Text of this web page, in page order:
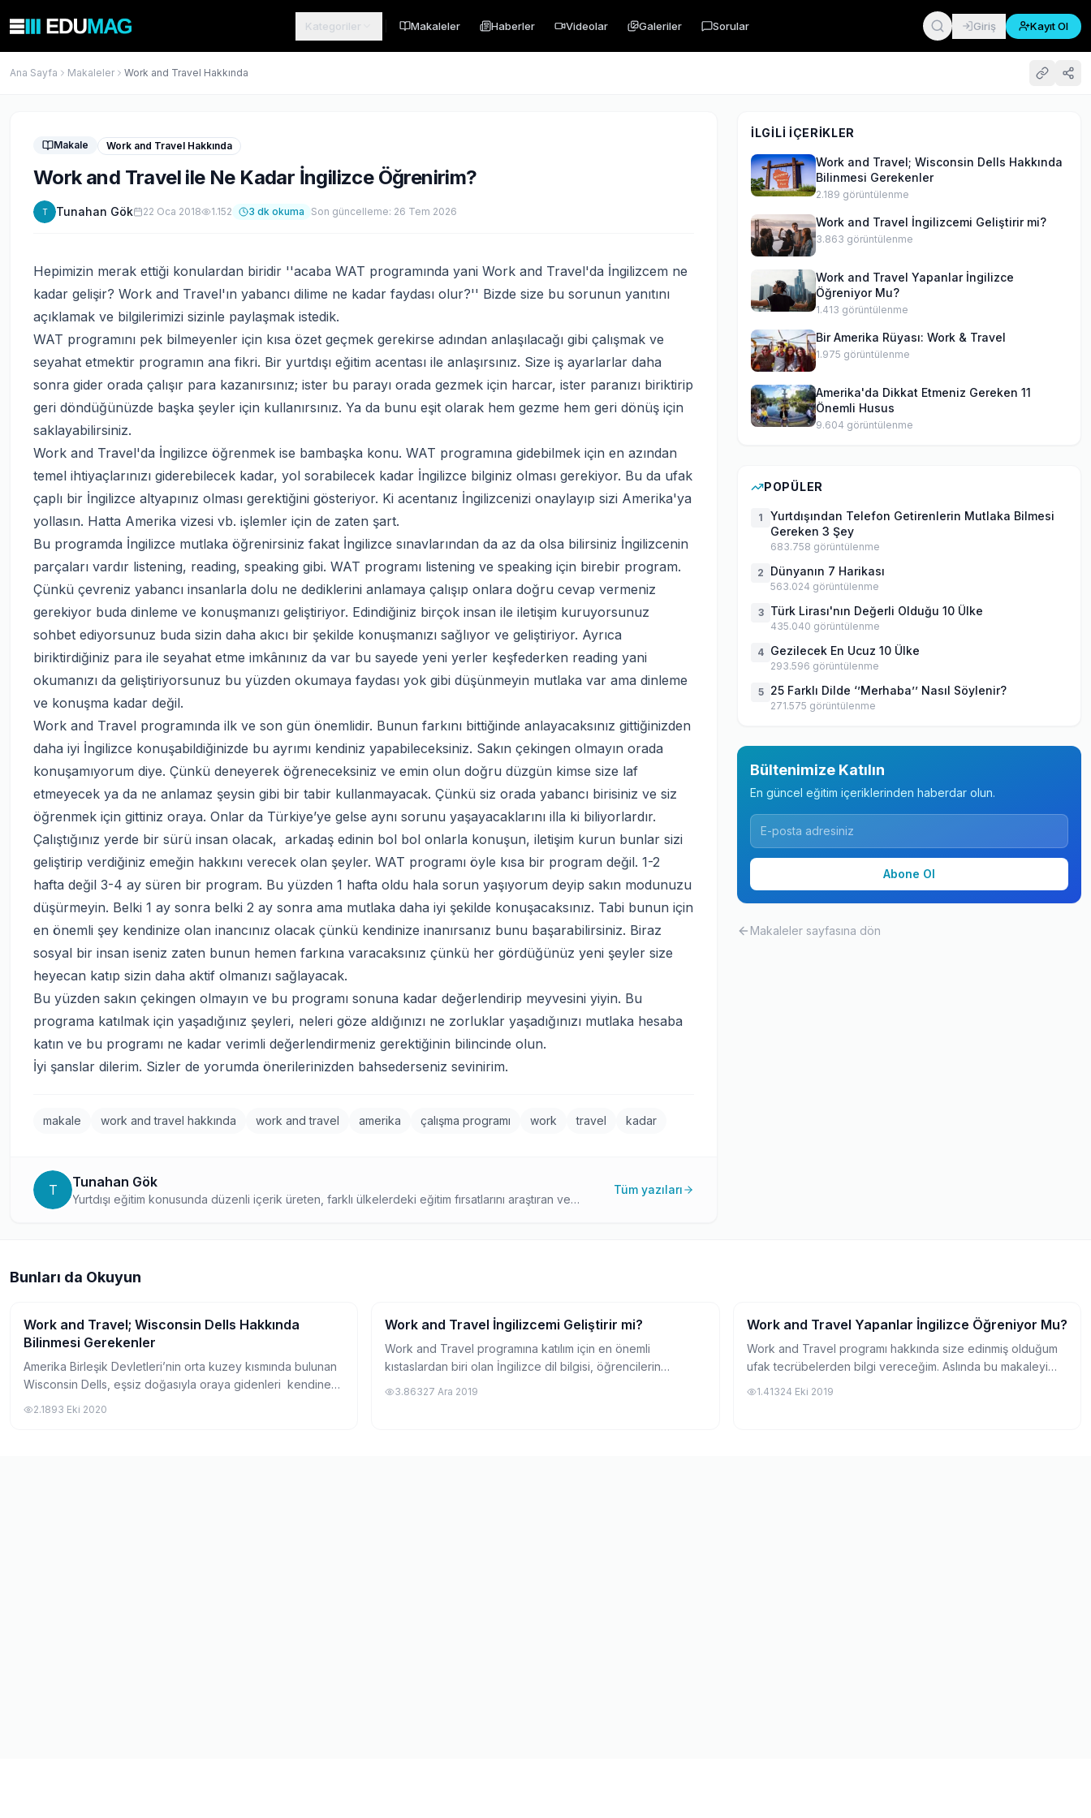
Kategoriler Makaleler Haberler Videolar Galeriler Sorular Giriş Kayıt Ol
Ana Sayfa Makaleler Work and Travel Hakkında
Makale Work and Travel Hakkında
Work and Travel ile Ne Kadar İngilizce Öğrenirim?
T Tunahan Gök 22 Oca 2018 1.152 3 dk okuma Son güncelleme: 26 Tem 2026
Hepimizin merak ettiği konulardan biridir ''acaba WAT programında yani Work and Travel'da İngilizcem ne
kadar gelişir? Work and Travel'ın yabancı dilime ne kadar faydası olur?'' Bizde size bu sorunun yanıtını
açıklamak ve bilgilerimizi sizinle paylaşmak istedik.
WAT programını pek bilmeyenler için kısa özet geçmek gerekirse adından anlaşılacağı gibi çalışmak ve
seyahat etmektir programın ana fikri. Bir yurtdışı eğitim acentası ile anlaşırsınız. Size iş ayarlarlar daha
sonra gider orada çalışır para kazanırsınız; ister bu parayı orada gezmek için harcar, ister paranızı biriktirip
geri döndüğünüzde başka şeyler için kullanırsınız. Ya da bunu eşit olarak hem gezme hem geri dönüş için
saklayabilirsiniz.
Work and Travel'da İngilizce öğrenmek ise bambaşka konu. WAT programına gidebilmek için en azından
temel ihtiyaçlarınızı giderebilecek kadar, yol sorabilecek kadar İngilizce bilginiz olması gerekiyor. Bu da ufak
çaplı bir İngilizce altyapınız olması gerektiğini gösteriyor. Ki acentanız İngilizcenizi onaylayıp sizi Amerika'ya
yollasın. Hatta Amerika vizesi vb. işlemler için de zaten şart.
Bu programda İngilizce mutlaka öğrenirsiniz fakat İngilizce sınavlarından da az da olsa bilirsiniz İngilizcenin
parçaları vardır listening, reading, speaking gibi. WAT programı listening ve speaking için birebir program.
Çünkü çevreniz yabancı insanlarla dolu ne dediklerini anlamaya çalışıp onlara doğru cevap vermeniz
gerekiyor buda dinleme ve konuşmanızı geliştiriyor. Edindiğiniz birçok insan ile iletişim kuruyorsunuz
sohbet ediyorsunuz buda sizin daha akıcı bir şekilde konuşmanızı sağlıyor ve geliştiriyor. Ayrıca
biriktirdiğiniz para ile seyahat etme imkânınız da var bu sayede yeni yerler keşfederken reading yani
okumanızı da geliştiriyorsunuz bu yüzden okumaya faydası yok gibi düşünmeyin mutlaka var ama dinleme
ve konuşma kadar değil.
Work and Travel programında ilk ve son gün önemlidir. Bunun farkını bittiğinde anlayacaksınız gittiğinizden
daha iyi İngilizce konuşabildiğinizde bu ayrımı kendiniz yapabileceksiniz. Sakın çekingen olmayın orada
konuşamıyorum diye. Çünkü deneyerek öğreneceksiniz ve emin olun doğru düzgün kimse size laf
etmeyecek ya da ne anlamaz şeysin gibi bir tabir kullanmayacak. Çünkü siz orada yabancı birisiniz ve siz
öğrenmek için gittiniz oraya. Onlar da Türkiye’ye gelse aynı sorunu yaşayacaklarını illa ki biliyorlardır.
Çalıştığınız yerde bir sürü insan olacak, arkadaş edinin bol bol onlarla konuşun, iletişim kurun bunlar sizi
geliştirip verdiğiniz emeğin hakkını verecek olan şeyler. WAT programı öyle kısa bir program değil. 1-2
hafta değil 3-4 ay süren bir program. Bu yüzden 1 hafta oldu hala sorun yaşıyorum deyip sakın modunuzu
düşürmeyin. Belki 1 ay sonra belki 2 ay sonra ama mutlaka daha iyi şekilde konuşacaksınız. Tabi bunun için
en önemli şey kendinize olan inancınız olacak çünkü kendinize inanırsanız bunu başarabilirsiniz. Biraz
sosyal bir insan iseniz zaten bunun hemen farkına varacaksınız çünkü her gördüğünüz yeni şeyler size
heyecan katıp sizin daha aktif olmanızı sağlayacak.
Bu yüzden sakın çekingen olmayın ve bu programı sonuna kadar değerlendirip meyvesini yiyin. Bu
programa katılmak için yaşadığınız şeyleri, neleri göze aldığınızı ne zorluklar yaşadığınızı mutlaka hesaba
katın ve bu programı ne kadar verimli değerlendirmeniz gerektiğinin bilincinde olun.
İyi şanslar dilerim. Sizler de yorumda önerilerinizden bahsederseniz sevinirim.
makale work and travel hakkında work and travel amerika çalışma programı work travel kadar
T Tunahan Gök
Yurtdışı eğitim konusunda düzenli içerik üreten, farklı ülkelerdeki eğitim fırsatlarını araştıran ve
Tüm yazıları
İLGILI İÇERIKLER
Work and Travel; Wisconsin Dells Hakkında
Bilinmesi Gerekenler
2.189 görüntülenme
Work and Travel İngilizcemi Geliştirir mi?
3.863 görüntülenme
Work and Travel Yapanlar İngilizce
Öğreniyor Mu?
1.413 görüntülenme
Bir Amerika Rüyası: Work & Travel
1.975 görüntülenme
Amerika'da Dikkat Etmeniz Gereken 11
Önemli Husus
9.604 görüntülenme
POPÜLER
1
Yurtdışından Telefon Getirenlerin Mutlaka Bilmesi
Gereken 3 Şey
683.758 görüntülenme
2 Dünyanın 7 Harikası
563.024 görüntülenme
3 Türk Lirası'nın Değerli Olduğu 10 Ülke
435.040 görüntülenme
4 Gezilecek En Ucuz 10 Ülke
293.596 görüntülenme
5 25 Farklı Dilde ‘’Merhaba’’ Nasıl Söylenir?
271.575 görüntülenme
Bültenimize Katılın
En güncel eğitim içeriklerinden haberdar olun.
Abone Ol
Makaleler sayfasına dön
Bunları da Okuyun
Work and Travel Hakkında
Work and Travel; Wisconsin Dells Hakkında
Bilinmesi Gerekenler
Amerika Birleşik Devletleri’nin orta kuzey kısmında bulunan
Wisconsin Dells, eşsiz doğasıyla oraya gidenleri kendine
2.1893 Eki 2020
Work and Travel Hakkında
Work and Travel İngilizcemi Geliştirir mi?
Work and Travel programına katılım için en önemli
kıstaslardan biri olan İngilizce dil bilgisi, öğrencilerin
3.86327 Ara 2019
Work and Travel Hakkında
Work and Travel Yapanlar İngilizce Öğreniyor Mu?
Work and Travel programı hakkında size edinmiş olduğum
ufak tecrübelerden bilgi vereceğim. Aslında bu makaleyi
1.41324 Eki 2019